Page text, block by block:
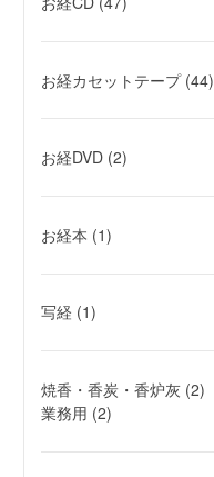
お経カセットテープ(44)
お経DVD (2)
お経本 (1)
写経 (1)
焼香・香炭・香炉灰 (2)
業務用 (2)